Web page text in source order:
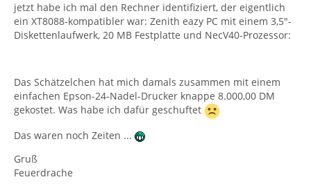
jetzt habe ich mal den Rechner identifiziert, der eigentlich
ein XT8088-kompatibler war: Zenith eazy PC mit einem 3,5"-
Diskettenlaufwerk, 20 MB Festplatte und NecV40-Prozessor:
Das Schätzelchen hat mich damals zusammen mit einem
einfachen Epson-24-Nadel-Drucker knappe 8.000,00 DM
gekostet. Was habe ich dafür geschuftet
Das waren noch Zeiten ...
Gruß
Feuerdrache